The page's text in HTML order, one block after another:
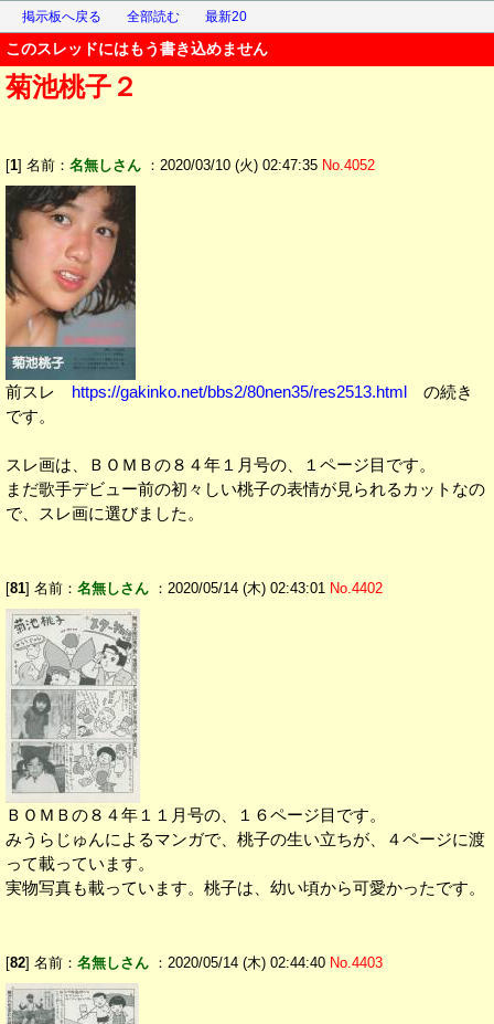
掲示板へ戻る 全部読む 最新20
このスレッドにはもう書き込めません
菊池桃子２
[1] 名前： 名無しさん ：2020/03/10 (火) 02:47:35 No.4052
前スレ https://gakinko.net/bbs2/80nen35/res2513.html の続き
です。
スレ画は、ＢＯＭＢの８４年１月号の、１ページ目です。
まだ歌手デビュー前の初々しい桃子の表情が見られるカットなの
で、スレ画に選びました。
[81] 名前： 名無しさん ：2020/05/14 (木) 02:43:01 No.4402
ＢＯＭＢの８４年１１月号の、１６ページ目です。
みうらじゅんによるマンガで、桃子の生い立ちが、４ページに渡
って載っています。
実物写真も載っています。桃子は、幼い頃から可愛かったです。
[82] 名前： 名無しさん ：2020/05/14 (木) 02:44:40 No.4403